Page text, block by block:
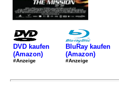
DVD kaufen
(Amazon)
#Anzeige
BluRay kaufen
(Amazon)
#Anzeige